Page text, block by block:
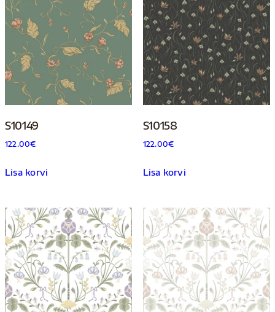
S10149
122.00€
Lisa korvi
S10158
122.00€
Lisa korvi